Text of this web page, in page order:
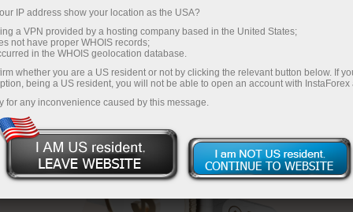
InstaForex
易的优惠条件
时可获得高达30%的奖金，并享受
其他促销活动和优惠
交易速度
与赛道速度
您的专属礼物大奖
充值$333—选择价值高达$1,500的礼物
无风险交易—
我们保证您的利润
IP address show your location as the USA?
a VPN provided by a hosting company based in the United States;
not have proper WHOIS records;
in the WHOIS geolocation database.
whether you are a US resident or not by clicking the relevant button below. If
being a US resident, you will not be able to open an account with InstaForex
for any inconvenience caused by this message.